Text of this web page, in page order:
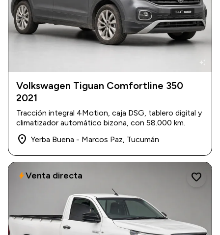
auto_awesome
2021|
$ 46.500.000
Volkswagen Tiguan Comfortline 350
2021
Tracción integral 4Motion, caja DSG, tablero digital y
climatizador automático bizona, con 58.000 km.
place Yerba Buena - Marcos Paz, Tucumán
favorite
boltVenta directa